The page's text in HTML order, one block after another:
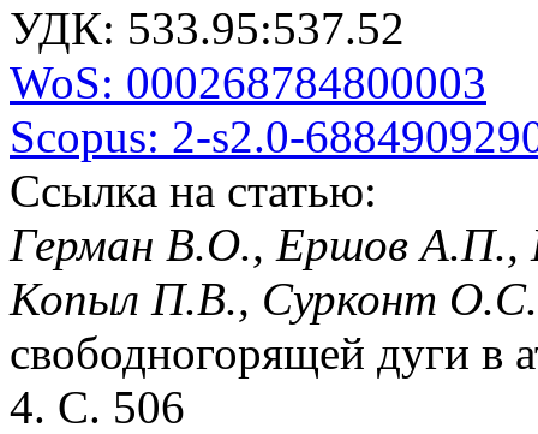
УДК: 533.95:537.52
WoS: 000268784800003
Scopus: 2-s2.0-
Ссылка на статью:
Герман В.О., Ершов А.П.,
Копыл П.В., Сурконт
свободногорящей дуги
4. С. 506